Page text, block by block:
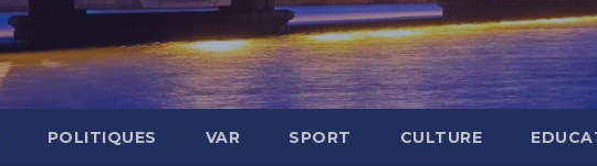
POLITIQUES VAR SPORT CULTURE